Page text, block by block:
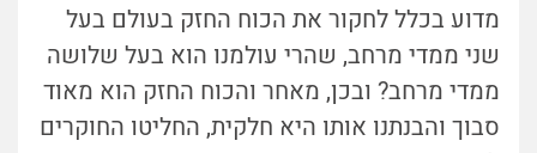
מדוע בכלל לחקור את הכוח החזק בעולם בעל
שני ממדי מרחב, שהרי עולמנו הוא בעל שלושה
ממדי מרחב? ובכן, מאחר והכוח החזק הוא מאוד
סבוך והבנתנו אותו היא חלקית, החליטו החוקרים